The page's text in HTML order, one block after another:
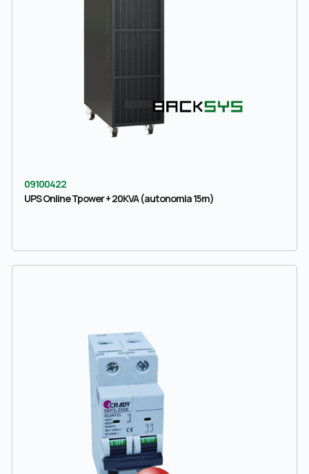
09100422
UPS Online Tpower + 20KVA (autonomia 15m)